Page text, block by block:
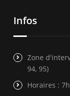
Infos
Zone
94, 95)
Horaires :